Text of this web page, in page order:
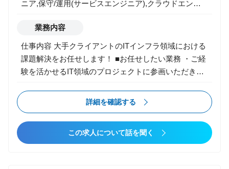
ニア,保守/運用(サービスエンジニア),クラウドエンジ
業務内容
仕事内容 大手クライアントのITインフラ領域における
課題解決をお任せします！ ■お任せしたい業務 ・ご経
験を活かせるIT領域のプロジェクトに参画いただき、
ら担当プロジェクトを完遂 ・要件定義などの上流工程
から携わりプロジェクトでメンバーとして担当領域を
実施 ・PM/PMO案件を複数経験しながらコンサルティ
ング案件にチャレンジ ・拡大・成長する西日本拠点の
詳細を確認する
この求人について話を聞く